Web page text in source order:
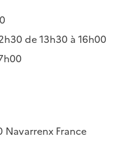
de 13h30 à 16h00
Navarrenx France